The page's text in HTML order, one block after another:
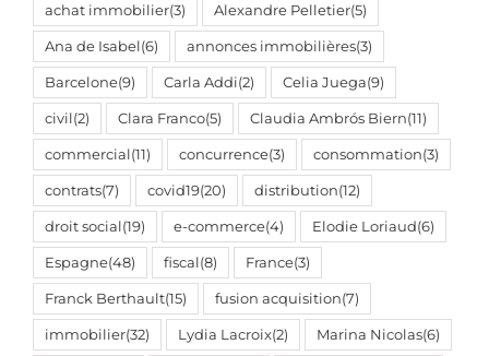
achat immobilier(3) Alexandre Pelletier(5)
Ana de Isabel(6) annonces immobilières(3)
Barcelone(9) Carla Addi(2) Celia Juega(9)
civil(2) Clara Franco(5) Claudia Ambrós Biern(11)
commercial(11) concurrence(3) consommation(3)
contrats(7) covid19(20) distribution(12)
droit social(19) e-commerce(4) Elodie Loriaud(6)
Espagne(48) fiscal(8) France(3)
Franck Berthault(15) fusion acquisition(7)
immobilier(32) Lydia Lacroix(2) Marina Nicolas(6)